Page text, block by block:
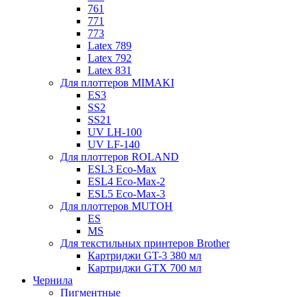
761
771
773
Latex 789
Latex 792
Latex 831
Для плоттеров MIMAKI
ES3
SS2
SS21
UV LH-100
UV LF-140
Для плоттеров ROLAND
ESL3 Eco-Max
ESL4 Eco-Max-2
ESL5 Eco-Max-3
Для плоттеров MUTOH
ES
MS
Для текстильных принтеров Brother
Картриджи GT-3 380 мл
Картриджи GTX 700 мл
Чернила
Пигментные